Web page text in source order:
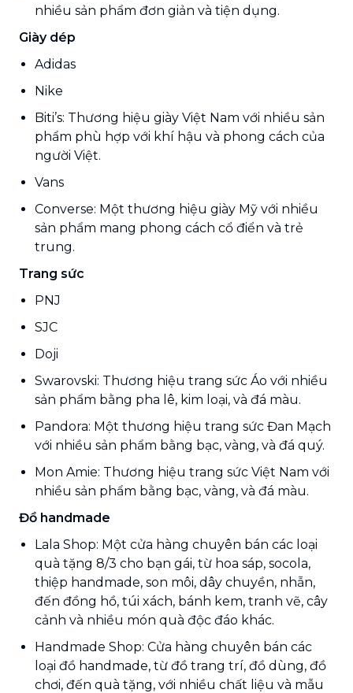
nhiều sản phẩm đơn giản và tiện dụng.
Giày dép
Adidas
Nike
Biti’s: Thương hiệu giày Việt Nam với nhiều sản
phẩm phù hợp với khí hậu và phong cách của
người Việt.
Vans
Converse: Một thương hiệu giày Mỹ với nhiều
sản phẩm mang phong cách cổ điển và trẻ
trung.
Trang sức
PNJ
SJC
Doji
Swarovski: Thương hiệu trang sức Áo với nhiều
sản phẩm bằng pha lê, kim loại, và đá màu.
Pandora: Một thương hiệu trang sức Đan Mạch
với nhiều sản phẩm bằng bạc, vàng, và đá quý.
Mon Amie: Thương hiệu trang sức Việt Nam với
nhiều sản phẩm bằng bạc, vàng, và đá màu.
Đồ handmade
Lala Shop: Một cửa hàng chuyên bán các loại
quà tặng 8/3 cho bạn gái, từ hoa sáp, socola,
thiệp handmade, son môi, dây chuyền, nhẫn,
đến đồng hồ, túi xách, bánh kem, tranh vẽ, cây
cảnh và nhiều món quà độc đáo khác.
Handmade Shop: Cửa hàng chuyên bán các
loại đồ handmade, từ đồ trang trí, đồ dùng, đồ
chơi, đến quà tặng, với nhiều chất liệu và mẫu